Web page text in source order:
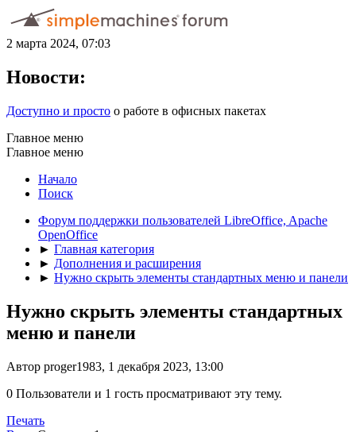
2 марта 2024, 07:03
Новости:
Доступно и просто о работе в офисных пакетах
Главное меню
Главное меню
Начало
Поиск
Форум поддержки пользователей LibreOffice, Apache
OpenOffice
► Главная категория
► Дополнения и расширения
► Нужно скрыть элементы стандартных меню и панели
Нужно скрыть элементы стандартных
меню и панели
Автор proger1983, 1 декабря 2023, 13:00
0 Пользователи и 1 гость просматривают эту тему.
Печать